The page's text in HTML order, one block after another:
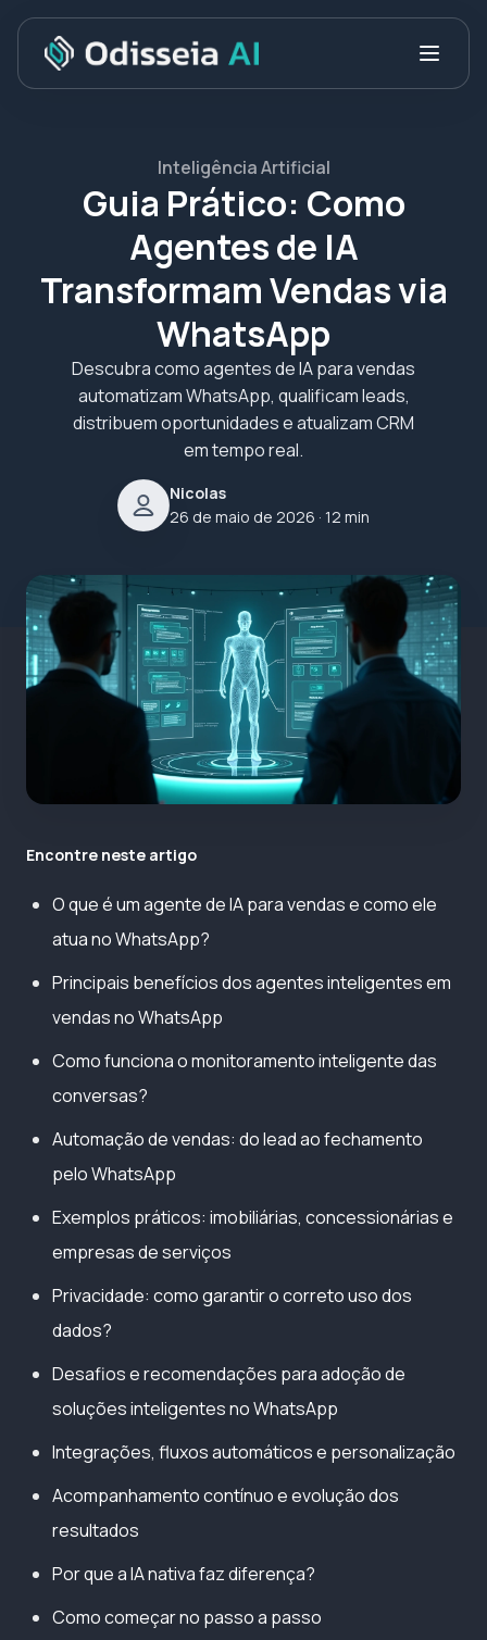
Inteligência Artificial
Guia Prático: Como
Agentes de IA
Transformam Vendas via
WhatsApp
Descubra como agentes de IA para vendas
automatizam WhatsApp, qualificam leads,
distribuem oportunidades e atualizam CRM
em tempo real.
Nicolas
26 de maio de 2026 · 12 min
Encontre neste artigo
O que é um agente de IA para vendas e como ele
atua no WhatsApp?
Principais benefícios dos agentes inteligentes em
vendas no WhatsApp
Como funciona o monitoramento inteligente das
conversas?
Automação de vendas: do lead ao fechamento
pelo WhatsApp
Exemplos práticos: imobiliárias, concessionárias e
empresas de serviços
Privacidade: como garantir o correto uso dos
dados?
Desafios e recomendações para adoção de
soluções inteligentes no WhatsApp
Integrações, fluxos automáticos e personalização
Acompanhamento contínuo e evolução dos
resultados
Por que a IA nativa faz diferença?
Como começar no passo a passo